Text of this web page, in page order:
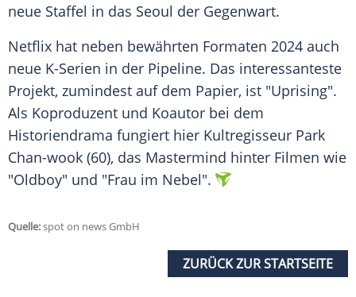
neue Staffel in das Seoul der Gegenwart.
Netflix hat neben bewährten Formaten 2024 auch
neue K-Serien in der Pipeline. Das interessanteste
Projekt, zumindest auf dem Papier, ist "Uprising".
Als Koproduzent und Koautor bei dem
Historiendrama fungiert hier Kultregisseur Park
Chan-wook (60), das Mastermind hinter Filmen wie
"Oldboy" und "Frau im Nebel".
Quelle:spot on news GmbH
ZURÜCK ZUR STARTSEITE